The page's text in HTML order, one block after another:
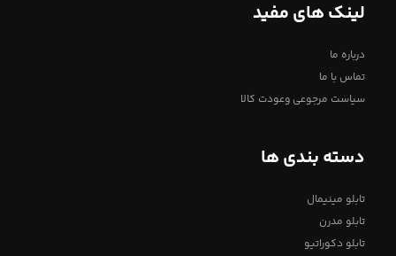
لینک های مفید
درباره ما
تماس با ما
سیاست مرجوعی وعودت کالا
دسته بندی ها
تابلو مینیمال
تابلو مدرن
تابلو دکوراتیو